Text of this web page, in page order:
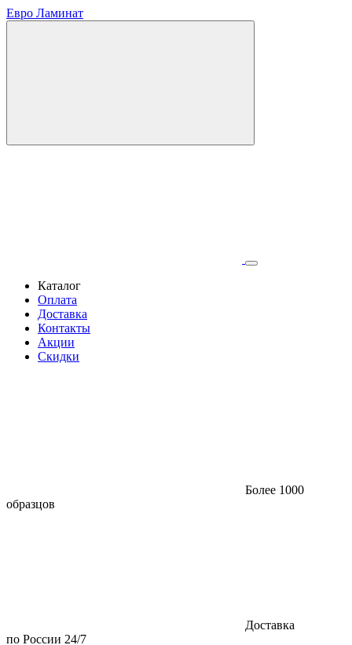
Евро Ламинат
Каталог
Оплата
Доставка
Контакты
Акции
Скидки
Более 1000
образцов
Доставка
по России 24/7